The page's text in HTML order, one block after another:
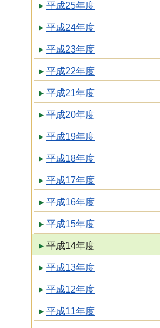
平成25年度
平成24年度
平成23年度
平成22年度
平成21年度
平成20年度
平成19年度
平成18年度
平成17年度
平成16年度
平成15年度
平成14年度
平成13年度
平成12年度
平成11年度